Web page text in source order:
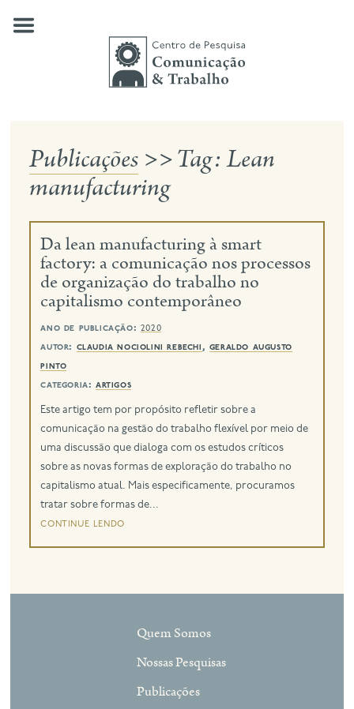
quem somos
nossas pesquisas
notícias
eventos
contato
busca
Publicações >>Tag:Lean
manufacturing
Da lean manufacturing à smart
factory: a comunicação nos processos
de organização do trabalho no
capitalismo contemporâneo
ano de publicação: 2020
autor: claudia nociolini rebechi, geraldo augusto
pinto
categoria: artigos
Este artigo tem por propósito refletir sobre a
comunicação na gestão do trabalho flexível por meio de
uma discussão que dialoga com os estudos críticos
sobre as novas formas de exploração do trabalho no
capitalismo atual. Mais especificamente, procuramos
tratar sobre formas de...
continue lendo
Quem Somos
Nossas Pesquisas
Publicações